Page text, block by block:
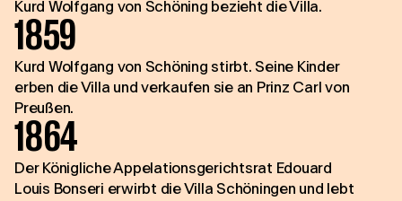
Kurd Wolfgang von Schöning bezieht die Villa.
1859
Kurd Wolfgang von Schöning stirbt. Seine Kinder
erben die Villa und verkaufen sie an Prinz Carl von
Preußen.
1864
Der Königliche Appelationsgerichtsrat Edouard
Louis Bonseri erwirbt die Villa Schöningen und lebt